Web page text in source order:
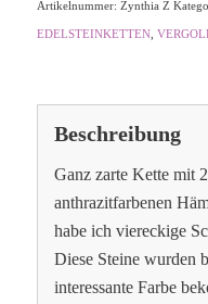
Artikelnummer: Zynthia Z
EDELSTEINKETTEN,
Beschreibung
Ganz zarte Kette mit
anthrazitfarbenen
habe ich viereckige
Diese Steine wurden
interessante Farbe